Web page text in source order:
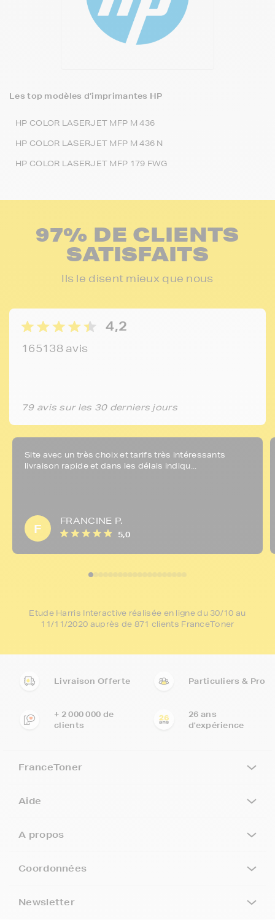
Les top modèles d’imprimantes HP
HP COLOR LASERJET MFP M 436
HP COLOR LASERJET MFP M 436 N
HP COLOR LASERJET MFP 179 FWG
97% DE CLIENTS
SATISFAITS
Ils le disent mieux que nous
4,2
165138 avis
79 avis sur les 30 derniers jours
Site avec un très choix et tarifs très intéressants
livraison rapide et dans les délais indiqu...
F
FRANCINE P.
5,0
Etude Harris Interactive réalisée en ligne du 30/10 au
11/11/2020 auprès de 871 clients FranceToner
Livraison Offerte Particuliers & Pro
+ 2 000 000 de
clients
26 ans
d'expérience
FranceToner
Aide
A propos
Coordonnées
Newsletter